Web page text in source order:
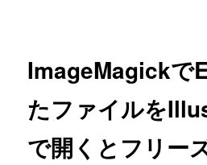
ー
ョ
ン
ImageMagickで
たファイルを
で開くとフリー